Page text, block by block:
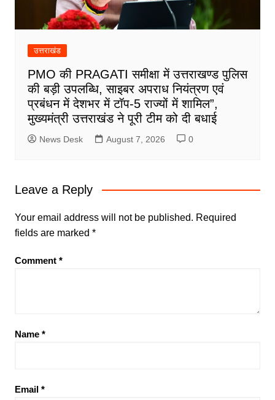
उत्तराखंड
PMO की PRAGATI समीक्षा में उत्तराखण्ड पुलिस
की बड़ी उपलब्धि, साइबर अपराध नियंत्रण एवं
प्रबंधन में देशभर में टॉप-5 राज्यों में शामिल”,
मुख्यमंत्री उत्तराखंड ने पूरी टीम को दी बधाई
News Desk August 7, 2026 0
Leave a Reply
Your email address will not be published. Required
fields are marked *
Comment *
Name *
Email *